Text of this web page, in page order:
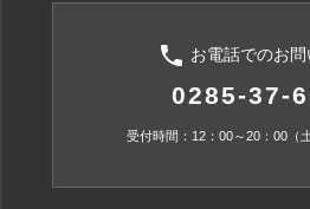
phone お電話でのお
0285-37-
受付時間：12：00～20：00（